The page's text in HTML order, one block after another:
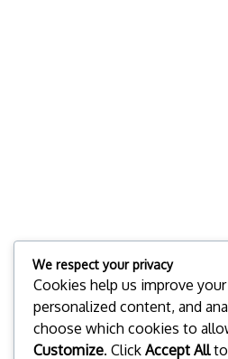
We respect your privacy
Cookies help us improve
personalized content, and
choose which cookies to
Customize. Click Accept Allto